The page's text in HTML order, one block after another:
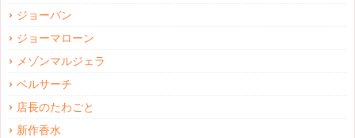
ジョーバン
ジョーマローン
メゾンマルジェラ
ベルサーチ
店長のたわごと
新作香水